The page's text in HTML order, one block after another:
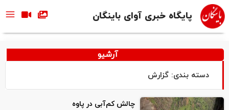
پایگاه خبری آوای باینگان
آرشیو
دسته بندی: گزارش
چالش کم‌آبی در پاوه